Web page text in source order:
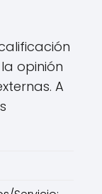
opinión
A